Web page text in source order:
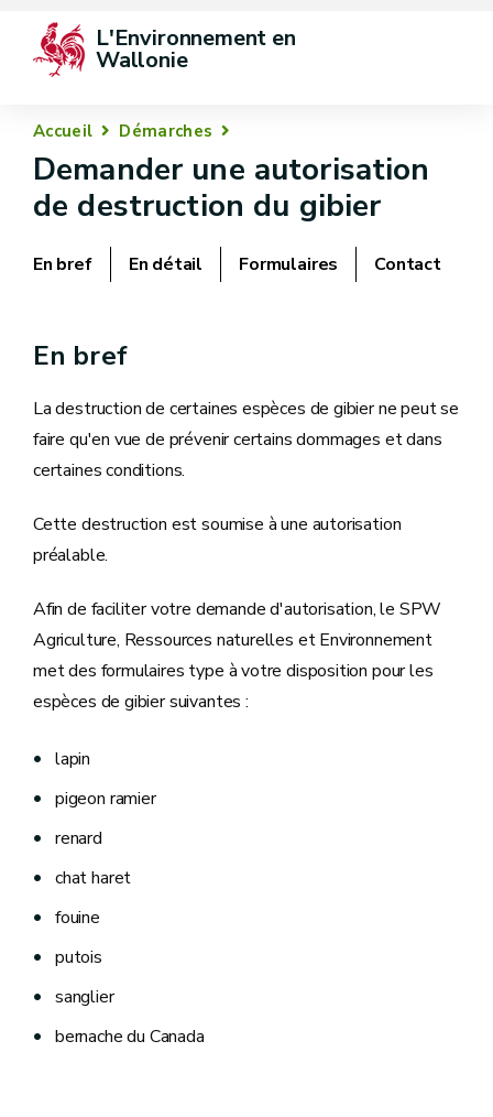
L'Environnement en
Wallonie
Accueil Démarches
Demander une autorisation
de destruction du gibier
En bref En détail Formulaires Contact
En bref
La destruction de certaines espèces de gibier ne peut se
faire qu'en vue de prévenir certains dommages et dans
certaines conditions.
Cette destruction est soumise à une autorisation
préalable.
Afin de faciliter votre demande d'autorisation, le SPW
Agriculture, Ressources naturelles et Environnement
met des formulaires type à votre disposition pour les
espèces de gibier suivantes :
lapin
pigeon ramier
renard
chat haret
fouine
putois
sanglier
bernache du Canada